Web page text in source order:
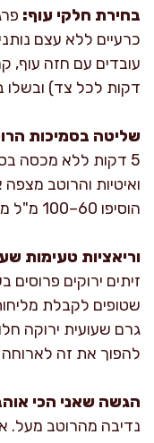
בחירת חלקי עוף:
כרעיים ללא עצם
דקות לכל צד) ובשלו ברוטב רק 6–8
שליטה בסמיכות
5 דקות ללא מכסה
ואיטיות והרוטב
הוסיפו 60–100 מ"ל מים חמים וערבבו.
וריאציות טעימות
להפוך את זה
הגשה שאני הכי
נדיבה מהרוטב מעל.